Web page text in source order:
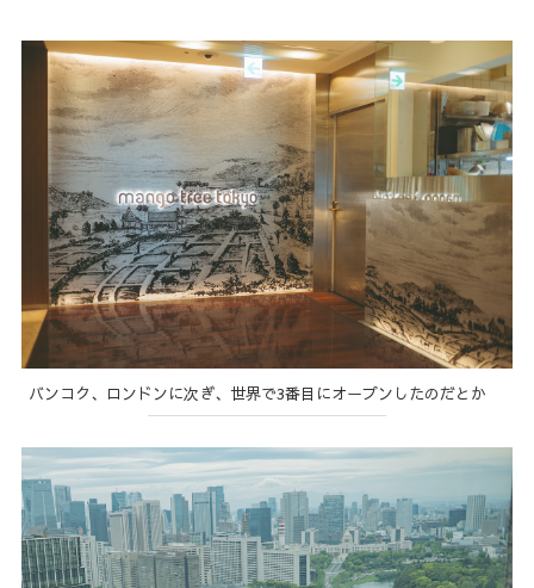
バンコク、ロンドンに次ぎ、世界で3番目にオープンしたのだとか